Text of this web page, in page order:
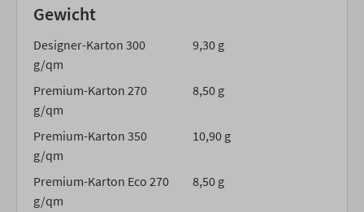
Gewicht
Designer-Karton 300
g/qm
9,30 g
Premium-Karton 270
g/qm
8,50 g
Premium-Karton 350
g/qm
10,90 g
Premium-Karton Eco 270
g/qm
8,50 g